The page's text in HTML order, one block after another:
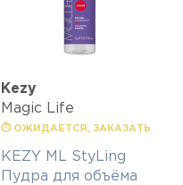
Kezy
Magic Life
⏱ ОЖИДАЕТСЯ, ЗАКАЗАТЬ
KEZY ML StyLing
Пудра для объёма